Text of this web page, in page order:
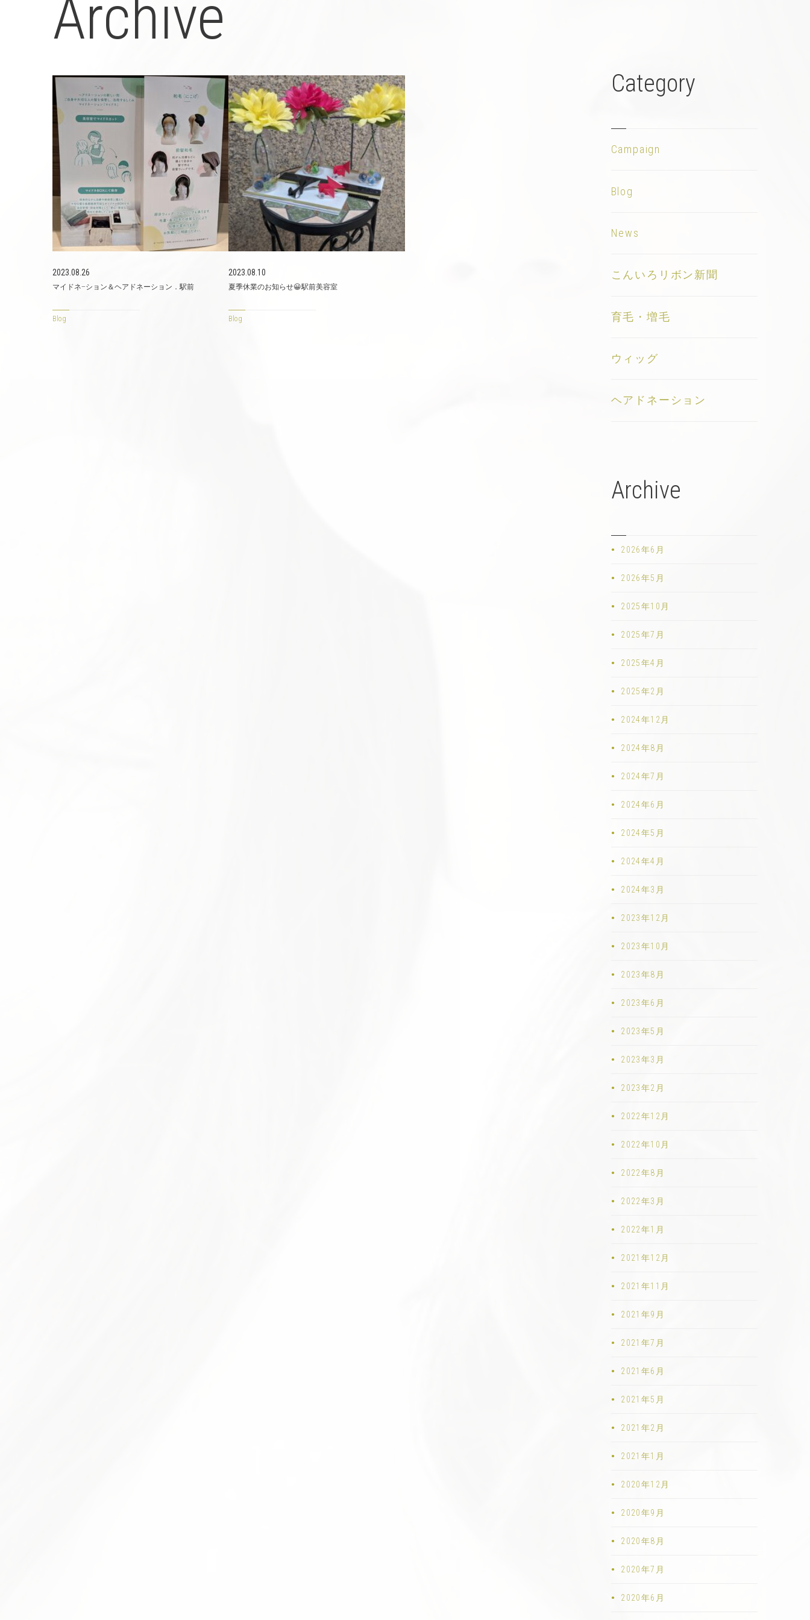
Archive
2023.08.26
マイドネ−ション＆ヘアドネーション．駅前
Blog
2023.08.10
夏季休業のお知らせ😀駅前美容室
Blog
Category
Campaign
Blog
News
こんいろリボン新聞
育毛・増毛
ウィッグ
ヘアドネーション
Archive
2026年6月
2026年5月
2025年10月
2025年7月
2025年4月
2025年2月
2024年12月
2024年8月
2024年7月
2024年6月
2024年5月
2024年4月
2024年3月
2023年12月
2023年10月
2023年8月
2023年6月
2023年5月
2023年3月
2023年2月
2022年12月
2022年10月
2022年8月
2022年3月
2022年1月
2021年12月
2021年11月
2021年9月
2021年7月
2021年6月
2021年5月
2021年2月
2021年1月
2020年12月
2020年9月
2020年8月
2020年7月
2020年6月